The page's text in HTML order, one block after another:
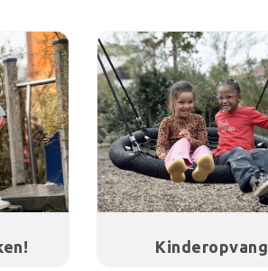
Kinderopvang